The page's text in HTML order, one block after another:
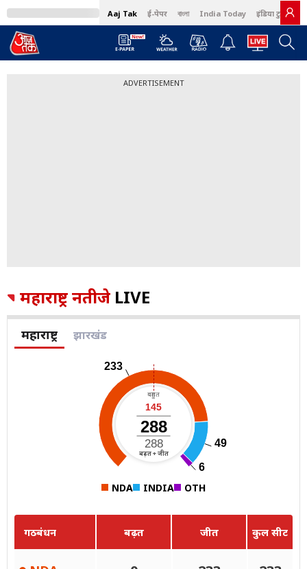
Aaj Tak ई-पेपर বাংলা India Today इंडिया टुडे हिंदी
ADVERTISEMENT
महाराष्ट्र नतीजे LIVE